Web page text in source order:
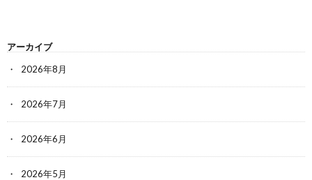
アーカイブ
2026年8月
2026年7月
2026年6月
2026年5月